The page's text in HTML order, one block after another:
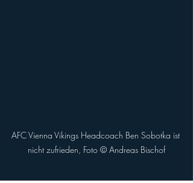
AFC Vienna Vikings Headcoach Ben Sobotka ist
nicht zufrieden, Foto © Andreas Bischof